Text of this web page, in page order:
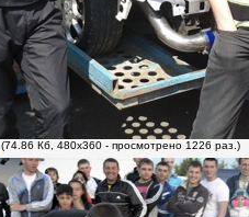
(74.86 Кб, 480x360 - просмотрено 1226 раз.)